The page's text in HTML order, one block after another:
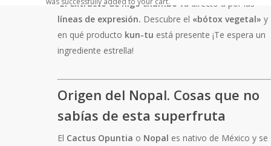
El extracto de higo chumbo va directo a por las
líneas de expresión. Descubre el «bótox vegetal» y
en qué producto kun-tu está presente ¡Te espera un
ingrediente estrella!
Origen del Nopal. Cosas que no
sabías de esta superfruta
El Cactus Opuntia o Nopal es nativo de México y se